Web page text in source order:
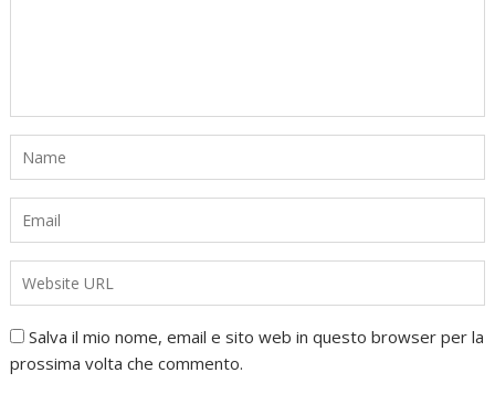
Salva il mio nome, email e sito web in questo browser per la
prossima volta che commento.